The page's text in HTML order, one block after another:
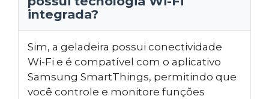
integrada?
Sim, a geladeira possui conectividade
Wi-Fi e é compatível com o aplicativo
Samsung SmartThings, permitindo que
você controle e monitore funções